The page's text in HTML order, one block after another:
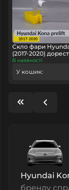
Скло фари
(2017-2020)
В наявності
У кошик:
Hyundai
бренду